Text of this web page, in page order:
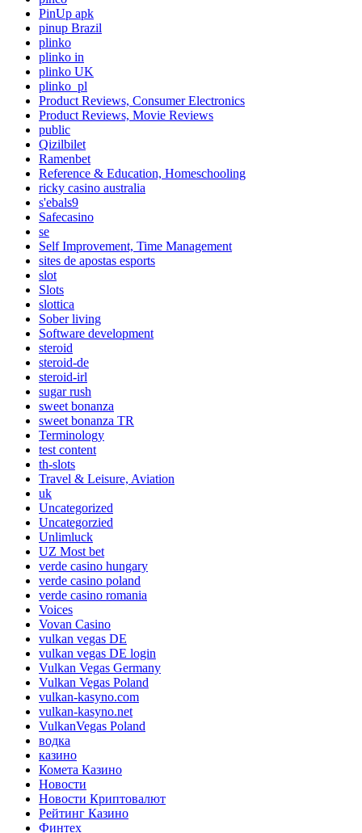
PinUp apk
pinup Brazil
plinko
plinko in
plinko UK
plinko_pl
Product Reviews, Consumer Electronics
Product Reviews, Movie Reviews
public
Qizilbilet
Ramenbet
Reference & Education, Homeschooling
ricky casino australia
s'ebals9
Safecasino
se
Self Improvement, Time Management
sites de apostas esports
slot
Slots
slottica
Sober living
Software development
steroid
steroid-de
steroid-irl
sugar rush
sweet bonanza
sweet bonanza TR
Terminology
test content
th-slots
Travel & Leisure, Aviation
uk
Uncategorized
Uncategorzied
Unlimluck
UZ Most bet
verde casino hungary
verde casino poland
verde casino romania
Voices
Vovan Casino
vulkan vegas DE
vulkan vegas DE login
Vulkan Vegas Germany
Vulkan Vegas Poland
vulkan-kasyno.com
vulkan-kasyno.net
VulkanVegas Poland
водка
казино
Комета Казино
Новости
Новости Криптовалют
Рейтинг Казино
Финтех